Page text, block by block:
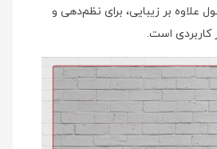
علاوه بر زیبایی، برای نظم‌دهی و
کاربردی است.